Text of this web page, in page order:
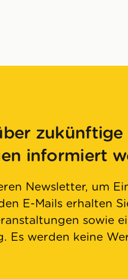
zukünftige
informiert
Newsletter, um
E-Mails erhalten
sowie
Es werden keine